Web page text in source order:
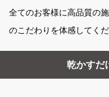
全てのお客様に高品質の
のこだわりを体感してくだ
乾かすだ